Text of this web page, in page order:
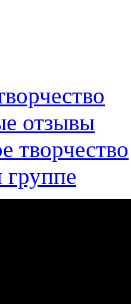
отзывы
творчество